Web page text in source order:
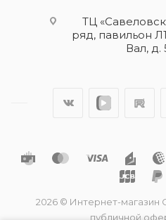
ТЦ
ряд, павильон
Вал, д.
2026 © Интернет-магазин
публичной